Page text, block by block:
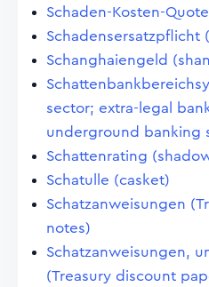
Schaden-Kosten-
Schadensersatzpflicht
Schanghaiengeld
sector; extra-legal
underground banking
Schattenrating
Schatulle (casket)
Schatzanweisungen
notes)
Schatzanweisungen,
(Treasury discount